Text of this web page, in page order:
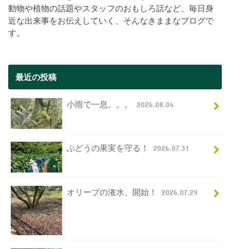
動物や植物の話題やスタッフのおもしろ話など、毎日身
近な出来事をお伝えしていく、そんなきままなブログで
す。
最近の投稿
小雨で一息。。。 2026.08.04
ぶどうの果実を守る！ 2026.07.31
オリーブの潅水、開始！ 2026.07.29